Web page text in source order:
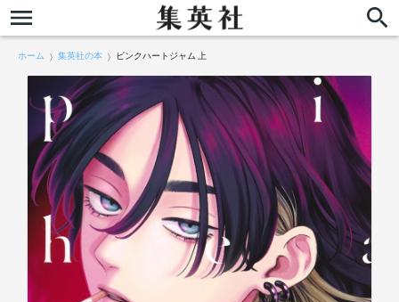
ホーム 集英社の本 ピンクハートジャム 上